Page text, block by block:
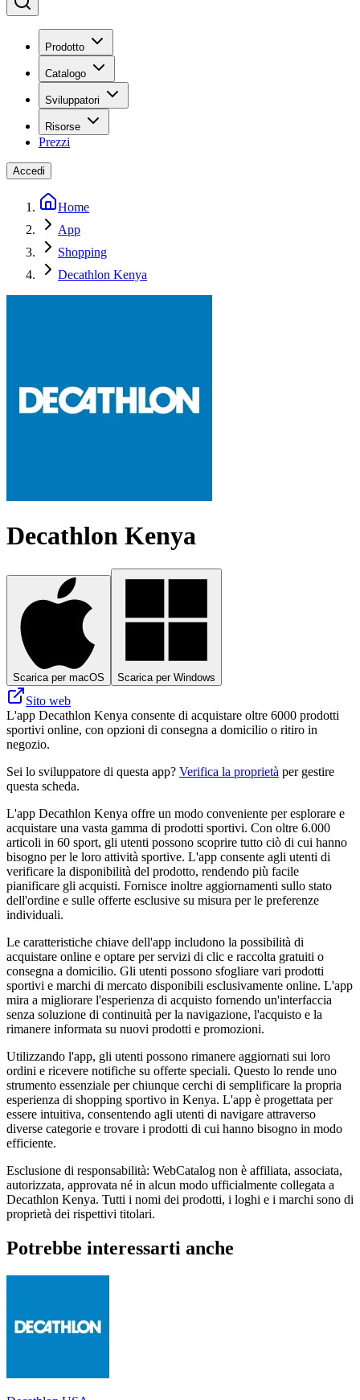
Prodotto
Catalogo
Sviluppatori
Risorse
Prezzi
Accedi
Home
App
Shopping
Decathlon Kenya
Decathlon Kenya
Scarica per macOS Scarica per Windows
Sito web
L'app Decathlon Kenya consente di acquistare oltre 6000 prodotti
sportivi online, con opzioni di consegna a domicilio o ritiro in
negozio.
Sei lo sviluppatore di questa app? Verifica la proprietà per gestire
questa scheda.
L'app Decathlon Kenya offre un modo conveniente per esplorare e
acquistare una vasta gamma di prodotti sportivi. Con oltre 6.000
articoli in 60 sport, gli utenti possono scoprire tutto ciò di cui hanno
bisogno per le loro attività sportive. L'app consente agli utenti di
verificare la disponibilità del prodotto, rendendo più facile
pianificare gli acquisti. Fornisce inoltre aggiornamenti sullo stato
dell'ordine e sulle offerte esclusive su misura per le preferenze
individuali.
Le caratteristiche chiave dell'app includono la possibilità di
acquistare online e optare per servizi di clic e raccolta gratuiti o
consegna a domicilio. Gli utenti possono sfogliare vari prodotti
sportivi e marchi di mercato disponibili esclusivamente online. L'app
mira a migliorare l'esperienza di acquisto fornendo un'interfaccia
senza soluzione di continuità per la navigazione, l'acquisto e la
rimanere informata su nuovi prodotti e promozioni.
Utilizzando l'app, gli utenti possono rimanere aggiornati sui loro
ordini e ricevere notifiche su offerte speciali. Questo lo rende uno
strumento essenziale per chiunque cerchi di semplificare la propria
esperienza di shopping sportivo in Kenya. L'app è progettata per
essere intuitiva, consentendo agli utenti di navigare attraverso
diverse categorie e trovare i prodotti di cui hanno bisogno in modo
efficiente.
Esclusione di responsabilità: WebCatalog non è affiliata, associata,
autorizzata, approvata né in alcun modo ufficialmente collegata a
Decathlon Kenya. Tutti i nomi dei prodotti, i loghi e i marchi sono di
proprietà dei rispettivi titolari.
Potrebbe interessarti anche